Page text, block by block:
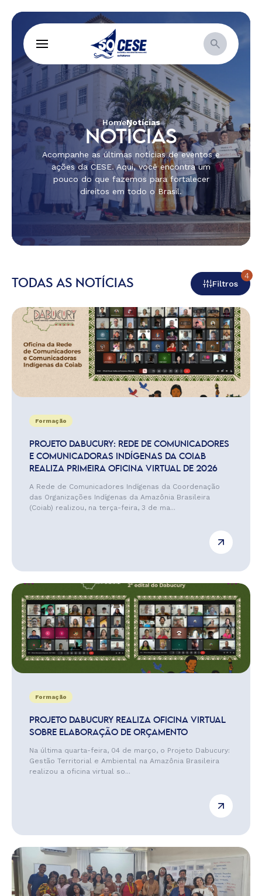
HomeNotícias
NOTÍCIAS
Acompanhe as últimas notícias de eventos e
ações da CESE. Aqui, você encontra um
pouco do que fazemos para fortalecer
direitos em todo o Brasil.
TODAS AS NOTÍCIAS Filtros
4
Formação
PROJETO DABUCURY: REDE DE COMUNICADORES
E COMUNICADORAS INDÍGENAS DA COIAB
REALIZA PRIMEIRA OFICINA VIRTUAL DE 2026
A Rede de Comunicadores Indígenas da Coordenação
das Organizações Indígenas da Amazônia Brasileira
(Coiab) realizou, na terça-feira, 3 de ma...
Formação
PROJETO DABUCURY REALIZA OFICINA VIRTUAL
SOBRE ELABORAÇÃO DE ORÇAMENTO
Na última quarta-feira, 04 de março, o Projeto Dabucury:
Gestão Territorial e Ambiental na Amazônia Brasileira
realizou a oficina virtual so...